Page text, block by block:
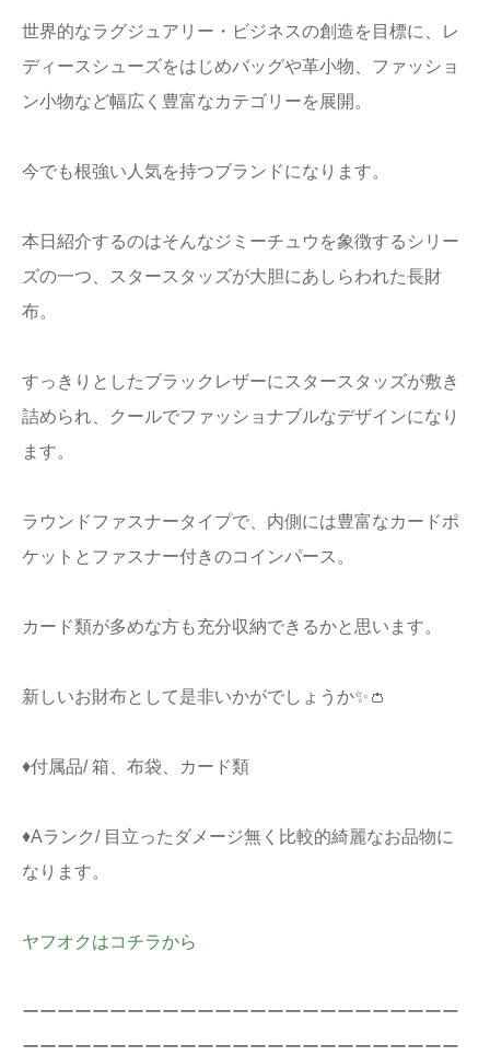
世界的なラグジュアリー・ビジネスの創造を目標に、レ
ディースシューズをはじめバッグや革小物、ファッショ
ン小物など幅広く豊富なカテゴリーを展開。
今でも根強い人気を持つブランドになります。
本日紹介するのはそんなジミーチュウを象徴するシリー
ズの一つ、スタースタッズが大胆にあしらわれた長財
布。
すっきりとしたブラックレザーにスタースタッズが敷き
詰められ、クールでファッショナブルなデザインになり
ます。
ラウンドファスナータイプで、内側には豊富なカードポ
ケットとファスナー付きのコインパース。
カード類が多めな方も充分収納できるかと思います。
新しいお財布として是非いかがでしょうか✨👛
♦付属品/ 箱、布袋、カード類
♦Aランク/ 目立ったダメージ無く比較的綺麗なお品物に
なります。
ヤフオクはコチラから
ーーーーーーーーーーーーーーーーーーーーーーーーー
ーーーーーーーーーーーーーーーーーーーーーーーーー